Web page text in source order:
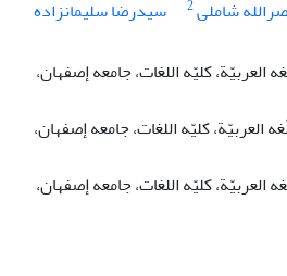
شاملی2
سیدرضا سلیمانزاده
کلیّه اللغات، جامعه إصفهان،
کلیّه اللغات، جامعه إصفهان،
کلیّه اللغات، جامعه إصفهان،